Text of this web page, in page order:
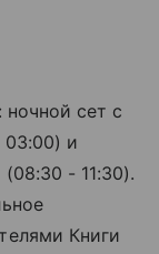
сет с
и
- 11:30).
Книги